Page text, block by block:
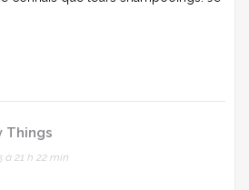
Things
à 21 h 22 min